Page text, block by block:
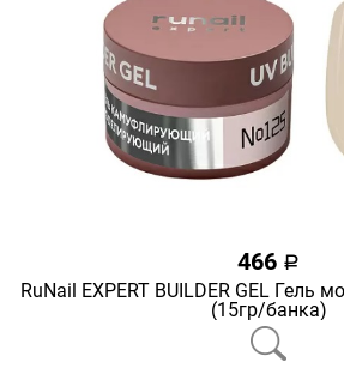
466 a
RuNail EXPERT BUILDER GEL
(15гр/банка)